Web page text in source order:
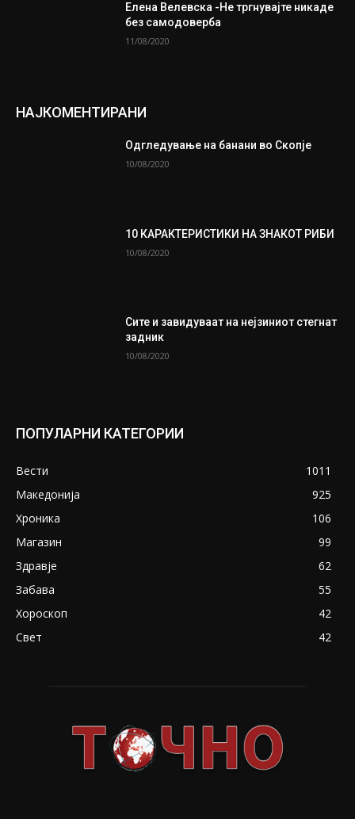
Елена Велевска -Не тргнувајте никаде
без самодоверба
11/08/2020
НАЈКОМЕНТИРАНИ
Одгледување на банани во Скопје
10/08/2020
10 КАРАКТЕРИСТИКИ НА ЗНАКОТ РИБИ
10/08/2020
Сите и завидуваат на нејзиниот стегнат
задник
10/08/2020
ПОПУЛАРНИ КАТЕГОРИИ
Вести
1011
Македонија
925
Хроника
106
Магазин
99
Здравје
62
Забава
55
Хороскоп
42
Свет
42